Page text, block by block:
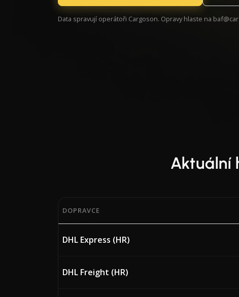
Data spravují operátoři Cargoson. Opravy hlaste na
Aktuální
Aktuální procentuální hodnoty BAF (Bunker
DOPRAVCE
DHL Express (HR)
DHL Freight (HR)